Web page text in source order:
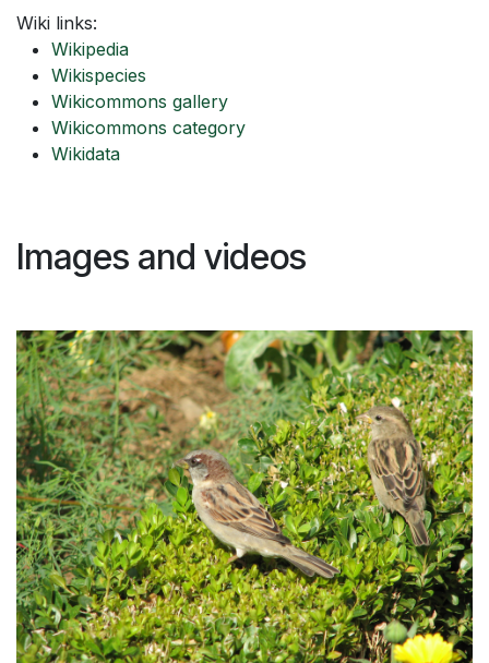
Wiki links:
Wikipedia
Wikispecies
Wikicommons gallery
Wikicommons category
Wikidata
Images and videos